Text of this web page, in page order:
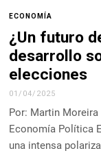
ECONOMÍA
¿Un futuro
desarrollo
elecciones
01/04/2025
Por: Martin Moreira
Economía Política
una intensa